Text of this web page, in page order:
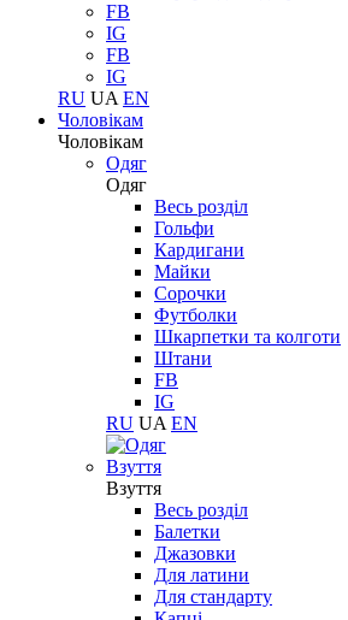
FB
IG
FB
IG
RU UA EN
Чоловікам
Чоловікам
Одяг
Одяг
Весь розділ
Гольфи
Кардигани
Майки
Сорочки
Футболки
Шкарпетки та колготи
Штани
FB
IG
RU UA EN
Взуття
Взуття
Весь розділ
Балетки
Джазовки
Для латини
Для стандарту